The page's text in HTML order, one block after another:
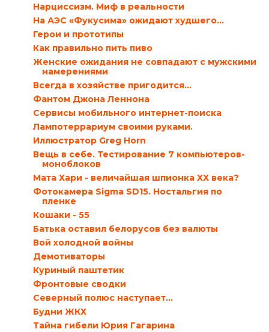
Нарциссизм. Миф в реальности
На АЭС «Фукусима» ожидают худшего…
Герои и прототипы
Как правильно пить пиво
Женские ожидания не совпадают с мужскими
намерениями
Всегда в хозяйстве пригодится…
Фантом Джона Леннона
Сервисы мобильного интернет-поиска
Лампотеррариум своими руками.
Иллюстратор Greg Horn
Вещь в себе. Тестирование 7 компьютеров-
моноблоков
Мата Хари - величайшая шпионка ХХ века?
Фотокамера Sigma SD15. Ностальгия по
пленке
Кошаки - 55
Батька оставил белорусов без валюты
Вой холодной войны
Демотиваторы
Куриный паштетик
Фронтовые сводки
Северный полюс наступает…
Будни ЖКХ
Тайна гибели Юрия Гагарина